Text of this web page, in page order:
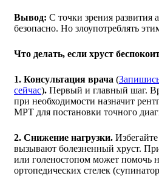
Вывод: С точки зрения развития
безопасно. Но злоупотреблять
Что делать, если хруст
1. Консультация врача (
сейчас). Первый и главный шаг.
при необходимости назначит
МРТ для постановки точного
2. Снижение нагрузки.
вызывают болезненный хруст.
или голеностопом может помочь
ортопедических стелек